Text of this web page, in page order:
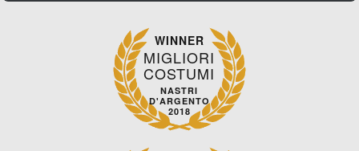
WINNER
MIGLIORI
COSTUMI
NASTRI
D'ARGENTO
2018